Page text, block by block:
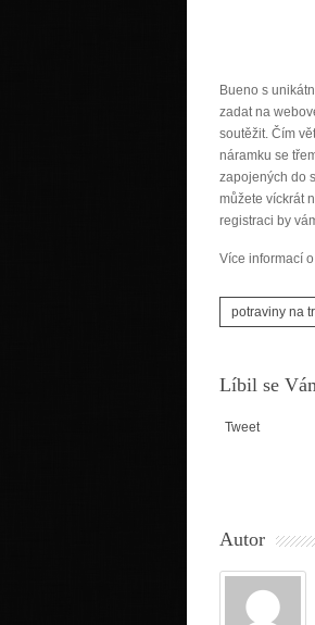
Bueno s
zadat na
soutěžit. Čím
náramku se
zapojených do
můžete víckrát
registraci by
Více informací
potraviny na
Líbil se
Tweet
Autor